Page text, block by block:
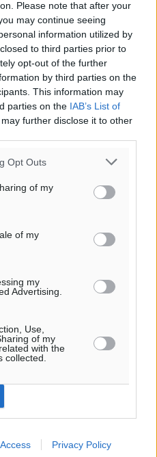
Please note that after your
may continue seeing
information utilized by
to third parties prior to
opt-out of the further
by third parties on the
This information may
parties on the IAB’s List of
further disclose it to other
Opt Outs
of my
of my
my
Advertising.
Use,
of my
with the
collected.
Privacy Policy
της είδησης από άλλες
η χρήση του παρακάτω
προς το άρθρο